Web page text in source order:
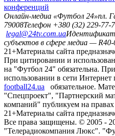
конференций
Онлайн-медиа «Футбол 24»пл.
79008Телефон +380 (32) 229-77-
legal@24tv.com.ua
субъектов в сфере медиа — R40-
21+Материалы сайта
При цитировании и
на "Футбол 24" обязательна.
использовании в сети Интернет
football24.ua
обязательное.
"Спецпроект", "Партнерский
компаний" публикуем на
21+Материалы сайта
Все права защищены. © 2005 -
"Телерадиокомпания Люкс".